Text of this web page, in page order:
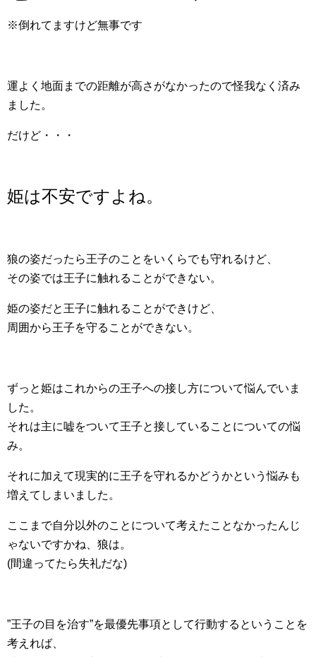
※倒れてますけど無事です
運よく地面までの距離が高さがなかったので怪我なく済み
ました。
だけど・・・
姫は不安ですよね。
狼の姿だったら王子のことをいくらでも守れるけど、
その姿では王子に触れることができない。
姫の姿だと王子に触れることができけど、
周囲から王子を守ることができない。
ずっと姫はこれからの王子への接し方について悩んでいま
した。
それは主に嘘をついて王子と接していることについての悩
み。
それに加えて現実的に王子を守れるかどうかという悩みも
増えてしまいました。
ここまで自分以外のことについて考えたことなかったんじ
ゃないですかね、狼は。
(間違ってたら失礼だな)
”王子の目を治す”を最優先事項として行動するということを
考えれば、